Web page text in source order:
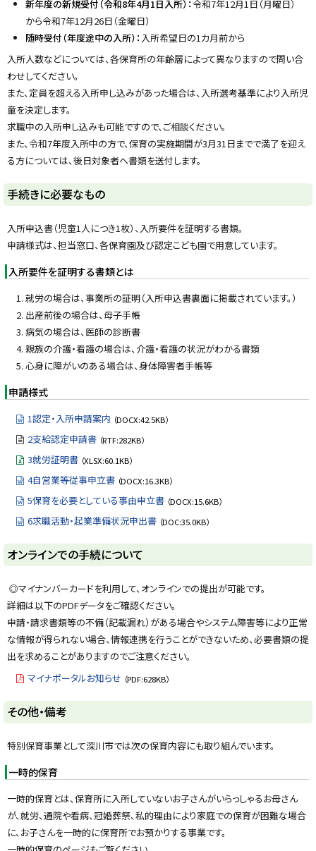
新年度の新規受付（令和8年4月1日入所）：令和7年12月1日（月曜日）
から令和7年12月26日（金曜日）
随時受付（年度途中の入所）： 入所希望日の1カ月前から
入所人数などについては、各保育所の年齢層によって異なりますので問い合
わせしてください。
また、定員を超える入所申し込みがあった場合は、入所選考基準により入所児
童を決定します。
求職中の入所申し込みも可能ですので、ご相談ください。
また、令和7年度入所中の方で、保育の実施期間が3月31日までで満了を迎え
る方については、後日対象者へ書類を送付します。
ト
ッ
プ
に
る
手続きに必要なもの
入所申込書（児童1人につき1枚）、入所要件を証明する書類。
申請様式は、担当窓口、各保育園及び認定こども園で用意しています。
入所要件を証明する書類とは
就労の場合は、事業所の証明（入所申込書裏面に掲載されています。）
出産前後の場合は、母子手帳
病気の場合は、医師の診断書
親族の介護・看護の場合は、介護・看護の状況がわかる書類
心身に障がいのある場合は、身体障害者手帳等
申請様式
1認定・入所申請案内 （DOCX:42.5KB）
2支給認定申請書 （RTF:282KB）
3就労証明書 （XLSX:60.1KB）
4自営業等従事申立書 （DOCX:16.3KB）
5保育を必要としている事由申立書 （DOCX:15.6KB）
6求職活動・起業準備状況申出書 （DOC:35.0KB）
ト
ッ
プ
に
戻
る
オンラインでの手続について
◎マイナンバーカードを利用して、オンラインでの提出が可能です。
詳細は以下のPDFデータをご確認ください。
申請・請求書類等の不備（記載漏れ）がある場合やシステム障害等により正常
な情報が得られない場合、情報連携を行うことができないため、必要書類の提
出を求めることがありますのでご注意ください。
マイナポータルお知らせ （PDF:628KB）
ト
ッ
プ
戻
その他・備考
特別保育事業として深川市では次の保育内容にも取り組んでいます。
一時的保育
一時的保育とは、保育所に入所していないお子さんがいらっしゃるお母さん
が、就労、通院や看病、冠婚葬祭、私的理由により家庭での保育が困難な場合
に、お子さんを一時的に保育所でお預かりする事業です。